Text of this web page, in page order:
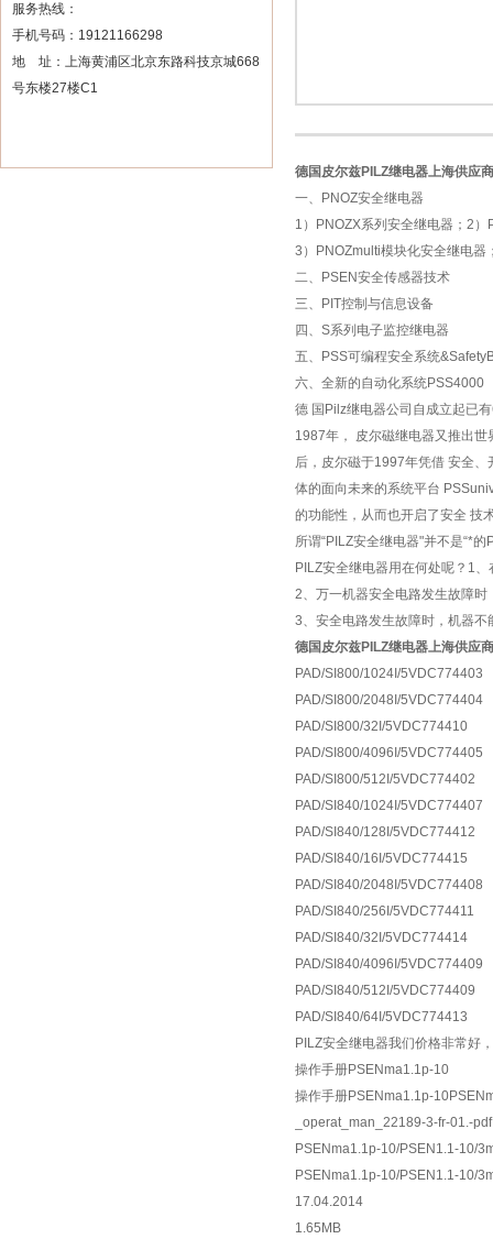
服务热线：
手机号码：19121166298
地 址：上海黄浦区北京东路科技京城668
号东楼27楼C1
德国皮尔兹PILZ继电器上海供应商
一、PNOZ安全继电器
1）PNOZX系列安全继电器；2
3）PNOZmulti模块化安全继电
二、PSEN安全传感器技术
三、PIT控制与信息设备
四、S系列电子监控继电器
五、PSS可编程安全系统
六、全新的自动化系统PSS4000
德 国Pilz继电器公司自成立起已
1987年， 皮尔磁继电器又推出
后，皮尔磁于1997年凭借 安全
体的面向未来的系统平台
的功能性，从而也开启了安全 技
所谓“PILZ安全继电器"并不是“*
PILZ安全继电器用在何处呢？1
2、万一机器安全电路发生故障时
3、安全电路发生故障时，机器
德国皮尔兹PILZ继电器上海供应商
PAD/SI800/1024I/5VDC774403
PAD/SI800/2048I/5VDC774404
PAD/SI800/32I/5VDC774410
PAD/SI800/4096I/5VDC774405
PAD/SI800/512I/5VDC774402
PAD/SI840/1024I/5VDC774407
PAD/SI840/128I/5VDC774412
PAD/SI840/16I/5VDC774415
PAD/SI840/2048I/5VDC774408
PAD/SI840/256I/5VDC774411
PAD/SI840/32I/5VDC774414
PAD/SI840/4096I/5VDC774409
PAD/SI840/512I/5VDC774409
PAD/SI840/64I/5VDC774413
PILZ安全继电器我们价格非常好
操作手册PSENma1.1p-10
操作手册PSENma1.1p-
_operat_man_22189-3-fr-01.-pdf
PSENma1.1p-10/PSEN1.1-10/
PSENma1.1p-10/PSEN1.1-10/
17.04.2014
1.65MB